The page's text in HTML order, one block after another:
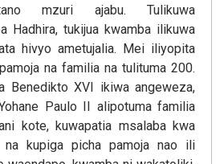
mzuri ajabu. Tulikuwa
Hadhira, tukijua kwamba ilikuwa
hivyo ametujalia. Mei iliyopita
na familia na tulituma 200.
Benedikto XVI ikiwa angeweza,
Paulo II alipotuma familia
kote, kuwapatia msalaba kwa
kupiga picha pamoja nao ili